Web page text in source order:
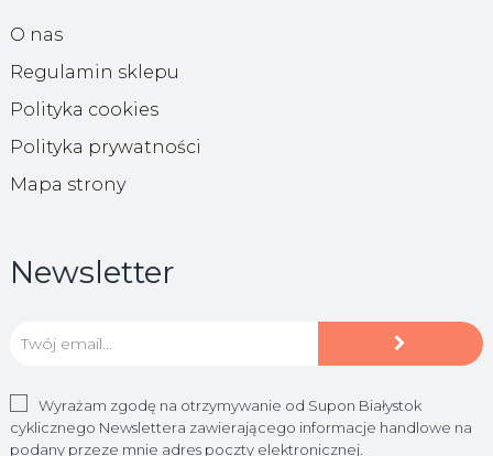
O nas
Regulamin sklepu
Polityka cookies
Polityka prywatności
Mapa strony
Newsletter
Wyrażam zgodę na otrzymywanie od Supon Białystok
cyklicznego Newslettera zawierającego informacje handlowe na
podany przeze mnie adres poczty elektronicznej.